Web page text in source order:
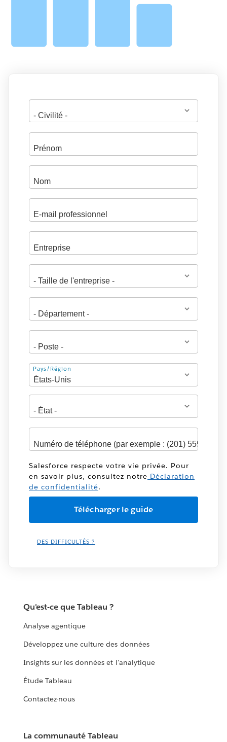
Adresse
Pays/Région
Salesforce respecte votre vie privée. Pour
en savoir plus, consultez notre Déclaration
de confidentialité.
DES DIFFICULTÉS ?
Qu'est-ce que Tableau ?
Analyse agentique
Développez une culture des données
Insights sur les données et l'analytique
Étude Tableau
Contactez-nous
La communauté Tableau